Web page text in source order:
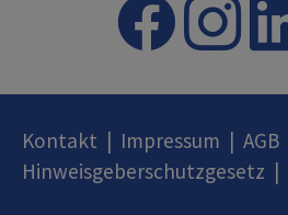
Kontakt Impressum AGB
Hinweisgeberschutzgesetz